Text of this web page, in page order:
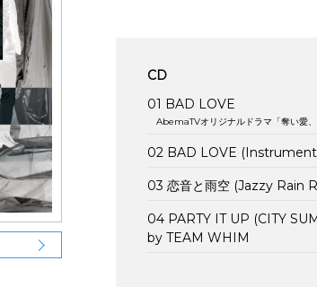
CD
01 BAD LOVE
AbemaTVオリジナルドラマ「奪い愛
02 BAD LOVE
03 恋音と雨空 (Jazzy
04 PARTY IT UP (CITY
by TEAM WHIM